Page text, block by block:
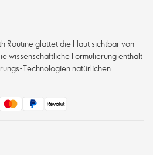
Routine glättet die Haut sichtbar von
wissenschaftliche Formulierung enthält
Technologien natürlichen
um mehrere Zeichen der
der Haut zu verbessern - für eine